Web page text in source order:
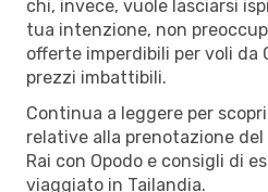
chi, invece, vuole lasciarsi
tua intenzione, non
offerte imperdibili per voli da
prezzi imbattibili.
Continua a leggere per
relative alla prenotazione
Rai con Opodo e consigli di
viaggiato in Tailandia.